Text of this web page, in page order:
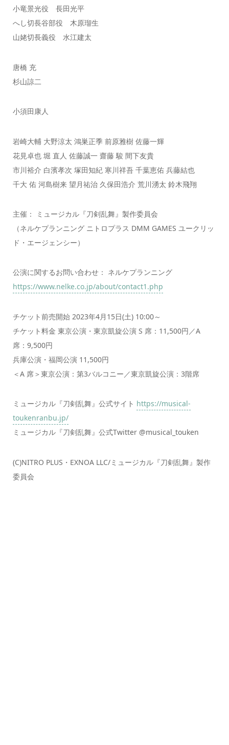
小竜景光役 長田光平
へし切長谷部役 木原瑠生
山姥切長義役 水江建太
唐橋 充
杉山諒二
小須田康人
岩崎大輔 大野涼太 鴻巣正季 前原雅樹 佐藤一輝
花見卓也 堀 直人 佐藤誠一 齋藤 駿 間下友貴
市川裕介 白濱孝次 塚田知紀 寒川祥吾 千葉恵佑 兵藤結也
千大 佑 河島樹来 望月祐治 久保田浩介 荒川湧太 鈴木飛翔
主催： ミュージカル『刀剣乱舞』製作委員会
（ネルケプランニング ニトロプラス DMM GAMES ユークリッ
ド・エージェンシー）
公演に関するお問い合わせ： ネルケプランニング
https://www.nelke.co.jp/about/contact1.php
チケット前売開始 2023年4月15日(土) 10:00～
チケット料金 東京公演・東京凱旋公演 S 席：11,500円／A
席：9,500円
兵庫公演・福岡公演 11,500円
＜A 席＞東京公演：第3バルコニー／東京凱旋公演：3階席
ミュージカル『刀剣乱舞』公式サイト https://musical-
toukenranbu.jp/
ミュージカル『刀剣乱舞』公式Twitter @musical_touken
(C)NITRO PLUS・EXNOA LLC/ミュージカル『刀剣乱舞』製作
委員会